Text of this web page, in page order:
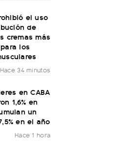
el uso
de
cremas más
los
Hace 34 minutos
en CABA
1,6% en
un
en el año
Hace 1 hora